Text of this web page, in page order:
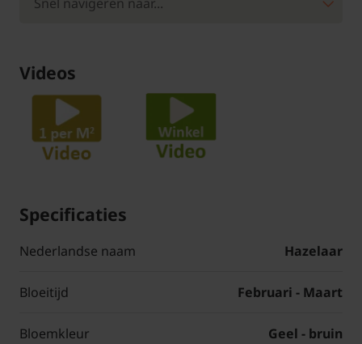
Videos
Specificaties
Nederlandse naam Hazelaar
Bloeitijd Februari - Maart
Bloemkleur Geel - bruin